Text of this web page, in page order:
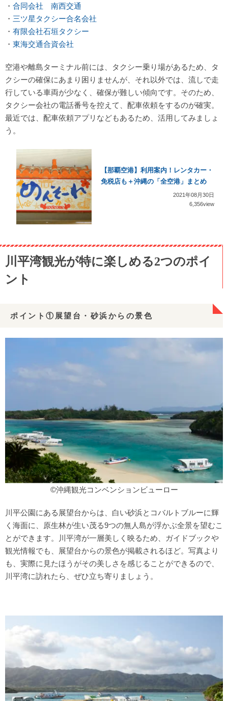
・ 合同会社 南西交通
・ 三ツ星タクシー合名会社
・ 有限会社石垣タクシー
・ 東海交通合資会社
空港や離島ターミナル前には、タクシー乗り場があるため、タ
クシーの確保にあまり困りませんが、それ以外では、流しで走
行している車両が少なく、確保が難しい傾向です。そのため、
タクシー会社の電話番号を控えて、配車依頼をするのが確実。
最近では、配車依頼アプリなどもあるため、活用してみましょ
う。
【那覇空港】利用案内！レンタカー・
免税店も＋沖縄の「全空港」まとめ
2021年08月30日
6,356view
川平湾観光が特に楽しめる2つのポイ
ント
ポイント①展望台・砂浜からの景色
©沖縄観光コンベンションビューロー
川平公園にある展望台からは、白い砂浜とコバルトブルーに輝
く海面に、原生林が生い茂る9つの無人島が浮かぶ全景を望むこ
とができます。川平湾が一層美しく映るため、ガイドブックや
観光情報でも、展望台からの景色が掲載されるほど。写真より
も、実際に見たほうがその美しさを感じることができるので、
川平湾に訪れたら、ぜひ立ち寄りましょう。